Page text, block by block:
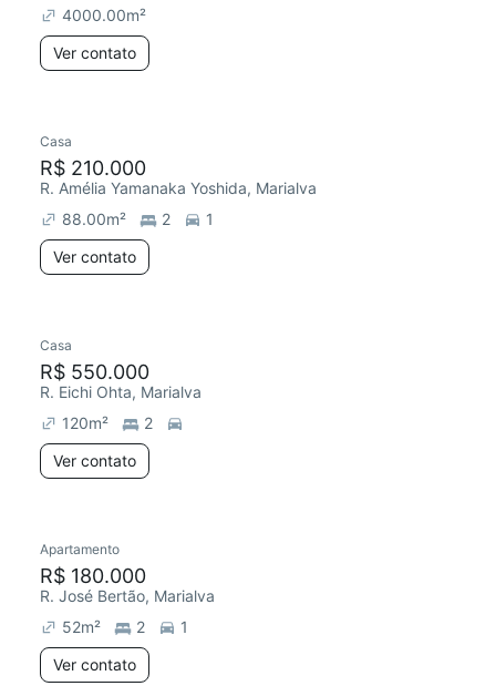
4000.00m²
Ver contato
Casa
R$ 210.000
R. Amélia Yamanaka Yoshida, Marialva
88.00m² 2
1
Ver contato
Casa
R$ 550.000
R. Eichi Ohta, Marialva
120m²
2
Ver contato
Chegou este mês
Apartamento
R$ 180.000
R. José Bertão, Marialva
52m² 2
1
Ver contato